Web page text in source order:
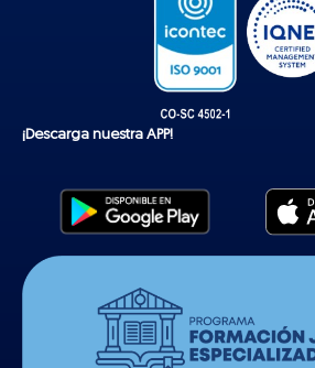
¡Descarga nuestra APP!